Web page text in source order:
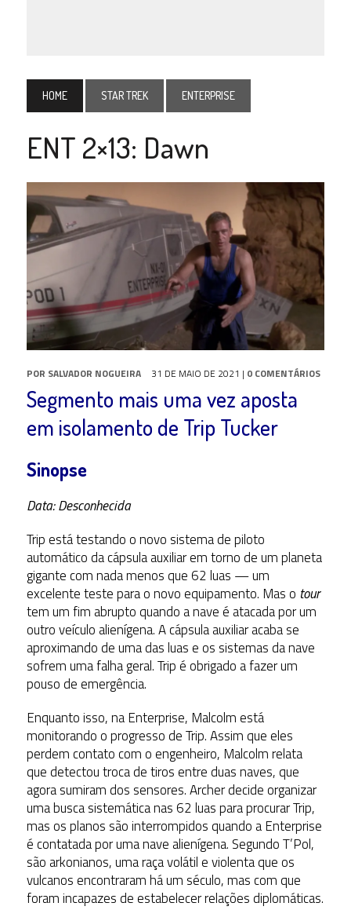
HOME STAR TREK ENTERPRISE
ENT 2×13: Dawn
POR SALVADOR NOGUEIRA 31 DE MAIO DE 2021 | 0 COMENTÁRIOS
Segmento mais uma vez aposta
em isolamento de Trip Tucker
Sinopse
Data: Desconhecida
Trip está testando o novo sistema de piloto
automático da cápsula auxiliar em torno de um planeta
gigante com nada menos que 62 luas — um
excelente teste para o novo equipamento. Mas o tour
tem um fim abrupto quando a nave é atacada por um
outro veículo alienígena. A cápsula auxiliar acaba se
aproximando de uma das luas e os sistemas da nave
sofrem uma falha geral. Trip é obrigado a fazer um
pouso de emergência.
Enquanto isso, na Enterprise, Malcolm está
monitorando o progresso de Trip. Assim que eles
perdem contato com o engenheiro, Malcolm relata
que detectou troca de tiros entre duas naves, que
agora sumiram dos sensores. Archer decide organizar
uma busca sistemática nas 62 luas para procurar Trip,
mas os planos são interrompidos quando a Enterprise
é contatada por uma nave alienígena. Segundo T’Pol,
são arkonianos, uma raça volátil e violenta que os
vulcanos encontraram há um século, mas com que
foram incapazes de estabelecer relações diplomáticas.